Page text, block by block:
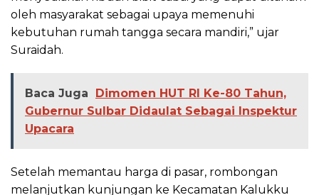
oleh masyarakat sebagai upaya memenuhi
kebutuhan rumah tangga secara mandiri,” ujar
Suraidah.
Baca Juga
Dimomen HUT RI Ke-80 Tahun,
Gubernur Sulbar Didaulat Sebagai Inspektur
Upacara
Setelah memantau harga di pasar, rombongan
melanjutkan kunjungan ke Kecamatan Kalukku